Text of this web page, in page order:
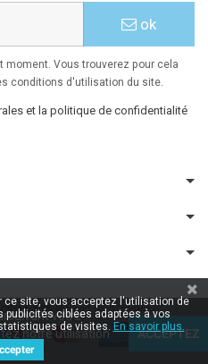
ok
Vous trouverez pour cela
conditions d'utilisation du site.
et la politique de confidentialité
ams.fr| Fait par ESH-dev.fr
votre
notre utilisation
ACCEPTEZ
ce site, vous acceptez l'utilisation de
publicités ciblées adaptées à vos
de visites. En savoir plus.